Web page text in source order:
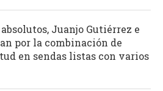
Juanjo Gutiérrez e
por la combinación de
en sendas listas con varios